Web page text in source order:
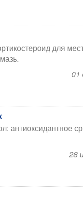
для
01
антиоксидантное
28